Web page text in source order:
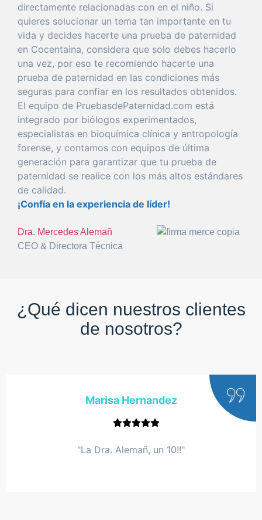
directamente relacionadas con en el niño. Si
quieres solucionar un tema tan importante en tu
vida y decides hacerte una prueba de paternidad
en Cocentaina, considera que solo debes hacerlo
una vez, por eso te recomiendo hacerte una
prueba de paternidad en las condiciones más
seguras para confiar en los resultados obtenidos.
El equipo de PruebasdePaternidad.com está
integrado por biólogos experimentados,
especialistas en bioquímica clínica y antropología
forense, y contamos con equipos de última
generación para garantizar que tu prueba de
paternidad se realice con los más altos estándares
de calidad.
¡Confía en la experiencia de líder!
Dra. Mercedes Alemañ
CEO & Directora Técnica
¿Qué dicen nuestros clientes
de nosotros?
Marisa Hernandez
"La Dra. Alemañ, un 10!!"